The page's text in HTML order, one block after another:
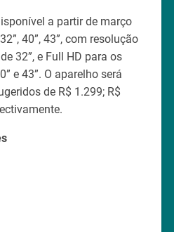
a partir de março
40”, 43”, com resolução
32”, e Full HD para os
e 43”. O aparelho será
de R$ 1.299; R$